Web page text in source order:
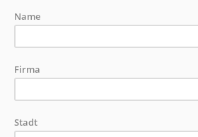
Name
Firma
Stadt